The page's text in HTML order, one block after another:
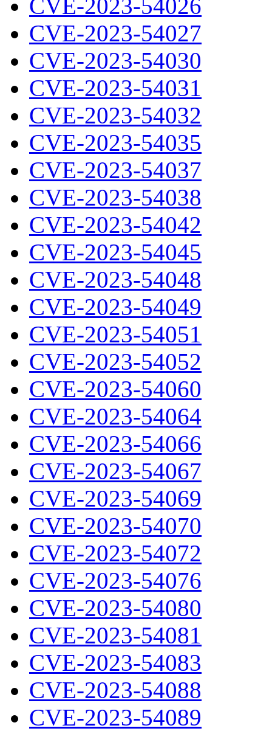
CVE-2023-54026
CVE-2023-54027
CVE-2023-54030
CVE-2023-54031
CVE-2023-54032
CVE-2023-54035
CVE-2023-54037
CVE-2023-54038
CVE-2023-54042
CVE-2023-54045
CVE-2023-54048
CVE-2023-54049
CVE-2023-54051
CVE-2023-54052
CVE-2023-54060
CVE-2023-54064
CVE-2023-54066
CVE-2023-54067
CVE-2023-54069
CVE-2023-54070
CVE-2023-54072
CVE-2023-54076
CVE-2023-54080
CVE-2023-54081
CVE-2023-54083
CVE-2023-54088
CVE-2023-54089